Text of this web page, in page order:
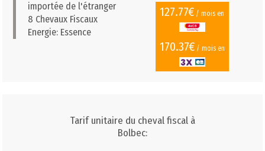
importée de l'étranger
8 Chevaux Fiscaux
Energie: Essence
127.77€ / mois en
170.37€/ mois en
Tarif unitaire du cheval fiscal à
Bolbec: